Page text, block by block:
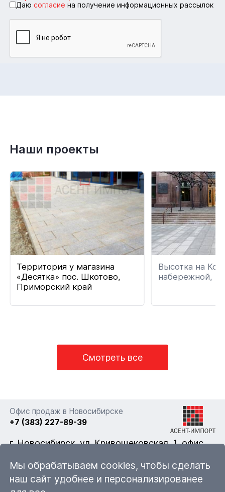
Даюсогласие на получение информационных рассылок
Наши проекты
Территория у магазина
«Десятка» пос. Шкотово,
Приморский край
Высотка на
набережной, г.
Смотреть все
Офис продаж в Новосибирске
+7 (383) 227-89-39
г. Новосибирск, ул. Кривощековская, 1, офис
Мы обрабатываем cookies, чтобы сделать
наш сайт удобнее и персонализированее